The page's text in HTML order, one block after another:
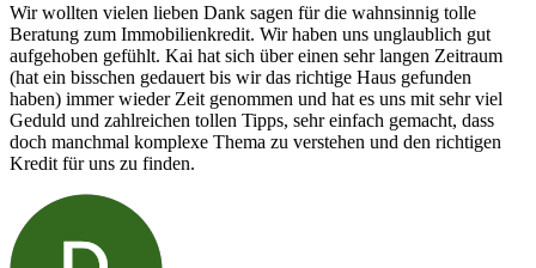
Wir wollten vielen lieben Dank sagen für die wahnsinnig tolle
Beratung zum Immobilienkredit. Wir haben uns unglaublich gut
aufgehoben gefühlt. Kai hat sich über einen sehr langen Zeitraum
(hat ein bisschen gedauert bis wir das richtige Haus gefunden
haben) immer wieder Zeit genommen und hat es uns mit sehr viel
Geduld und zahlreichen tollen Tipps, sehr einfach gemacht, dass
doch manchmal komplexe Thema zu verstehen und den richtigen
Kredit für uns zu finden.